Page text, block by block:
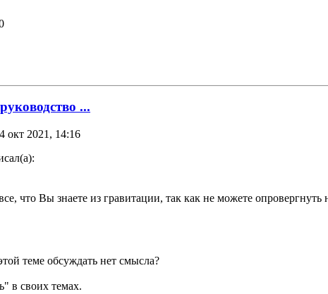
...
окт 2021, 14:16
что Вы знаете из гравитации, так как не можете
теме обсуждать нет смысла?
в своих темах.